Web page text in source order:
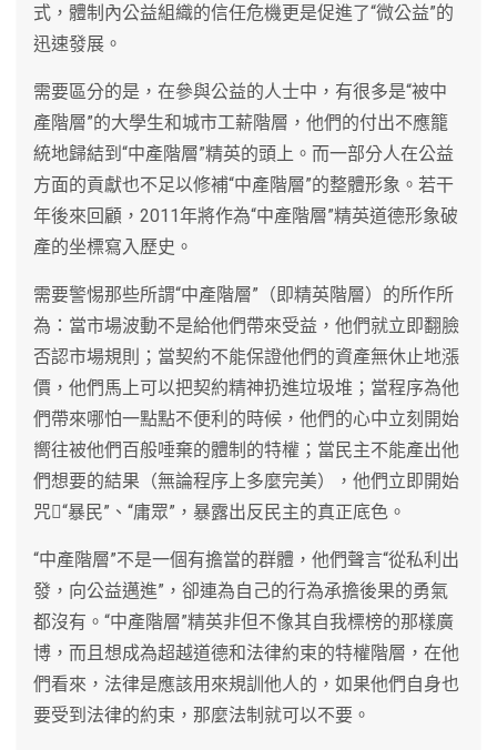
式，體制內公益組織的信任危機更是促進了“微公益”的
迅速發展。
需要區分的是，在參與公益的人士中，有很多是“被中
產階層”的大學生和城市工薪階層，他們的付出不應籠
統地歸結到“中產階層”精英的頭上。而一部分人在公益
方面的貢獻也不足以修補“中產階層”的整體形象。若干
年後來回顧，2011年將作為“中產階層”精英道德形象破
產的坐標寫入歷史。
需要警惕那些所謂“中產階層”（即精英階層）的所作所
為：當市場波動不是給他們帶來受益，他們就立即翻臉
否認市場規則；當契約不能保證他們的資產無休止地漲
價，他們馬上可以把契約精神扔進垃圾堆；當程序為他
們帶來哪怕一點點不便利的時候，他們的心中立刻開始
嚮往被他們百般唾棄的體制的特權；當民主不能產出他
們想要的結果（無論程序上多麼完美），他們立即開始
咒“暴民”、“庸眾”，暴露出反民主的真正底色。
“中產階層”不是一個有擔當的群體，他們聲言“從私利出
發，向公益邁進”，卻連為自己的行為承擔後果的勇氣
都沒有。“中產階層”精英非但不像其自我標榜的那樣廣
博，而且想成為超越道德和法律約束的特權階層，在他
們看來，法律是應該用來規訓他人的，如果他們自身也
要受到法律的約束，那麼法制就可以不要。